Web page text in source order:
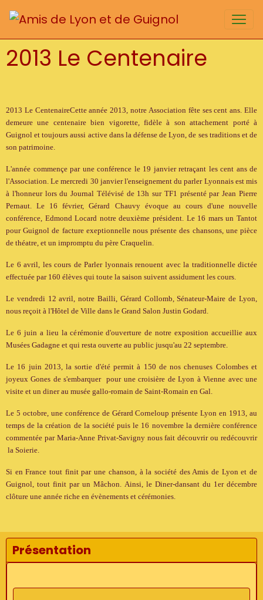
2013 Le Centenaire
2013 Le CentenaireCette année 2013, notre Association fête ses cent ans. Elle
demeure une centenaire bien vigorette, fidèle à son attachement porté à
Guignol et toujours aussi active dans la défense de Lyon, de ses traditions et de
son patrimoine.
L'année commençe par une conférence le 19 janvier retraçant les cent ans de
l'Association. Le mercredi 30 janvier l'enseignement du parler Lyonnais est mis
à l'honneur lors du Journal Télévisé de 13h sur TF1 présenté par Jean Pierre
Pernaut. Le 16 février, Gérard Chauvy évoque au cours d'une nouvelle
conférence, Edmond Locard notre deuxième président. Le 16 mars un Tantot
pour Guignol de facture exeptionnelle nous présente des chansons, une pièce
de théatre, et un impromptu du père Craquelin.
Le 6 avril, les cours de Parler lyonnais renouent avec la traditionnelle dictée
effectuée par 160 élèves qui toute la saison suivent assidument les cours.
Le vendredi 12 avril, notre Bailli, Gérard Collomb, Sénateur-Maire de Lyon,
nous reçoit à l'Hôtel de Ville dans le Grand Salon Justin Godard.
Le 6 juin a lieu la cérémonie d'ouverture de notre exposition accueillie aux
Musées Gadagne et qui resta ouverte au public jusqu'au 22 septembre.
Le 16 juin 2013, la sortie d'été permit à 150 de nos chenuses Colombes et
joyeux Gones de s'embarquer pour une croisière de Lyon à Vienne avec une
visite et un diner au musée gallo-romain de Saint-Romain en Gal.
Le 5 octobre, une conférence de Gérard Corneloup présente Lyon en 1913, au
temps de la création de la société puis le 16 novembre la dernière conférence
commentée par Maria-Anne Privat-Savigny nous fait découvrir ou redécouvrir
la Soierie.
Si en France tout finit par une chanson, à la société des Amis de Lyon et de
Guignol, tout finit par un Mâchon. Ainsi, le Diner-dansant du 1er décembre
clôture une année riche en évènements et cérémonies.
Présentation